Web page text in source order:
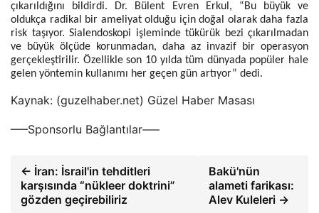
çıkarıldığını bildirdi. Dr. Bülent Evren Erkul, “Bu büyük ve
oldukça radikal bir ameliyat olduğu için doğal olarak daha fazla
risk taşıyor. Sialendoskopi işleminde tükürük bezi çıkarılmadan
ve büyük ölçüde korunmadan, daha az invazif bir operasyon
gerçekleştirilir. Özellikle son 10 yılda tüm dünyada popüler hale
gelen yöntemin kullanımı her geçen gün artıyor” dedi.
Kaynak: (guzelhaber.net) Güzel Haber Masası
—–Sponsorlu Bağlantılar—–
← İran: İsrail'in tehditleri
karşısında “nükleer doktrini”
gözden geçirebiliriz
Bakü'nün
alameti farikası:
Alev Kuleleri →